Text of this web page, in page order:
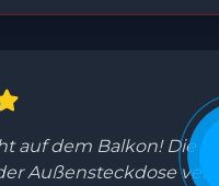
auf dem Balkon! Die
Außensteckdose